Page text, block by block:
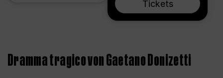
Tickets
Dramma tragico von Gaetano Donizetti